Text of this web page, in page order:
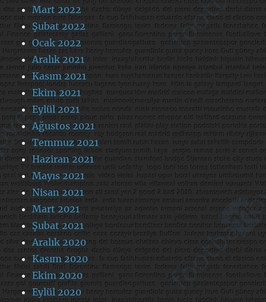
Mart 2022
Şubat 2022
Ocak 2022
Aralık 2021
Kasım 2021
Ekim 2021
Eylül 2021
Ağustos 2021
Temmuz 2021
Haziran 2021
Mayıs 2021
Nisan 2021
Mart 2021
Şubat 2021
Aralık 2020
Kasım 2020
Ekim 2020
Eylül 2020